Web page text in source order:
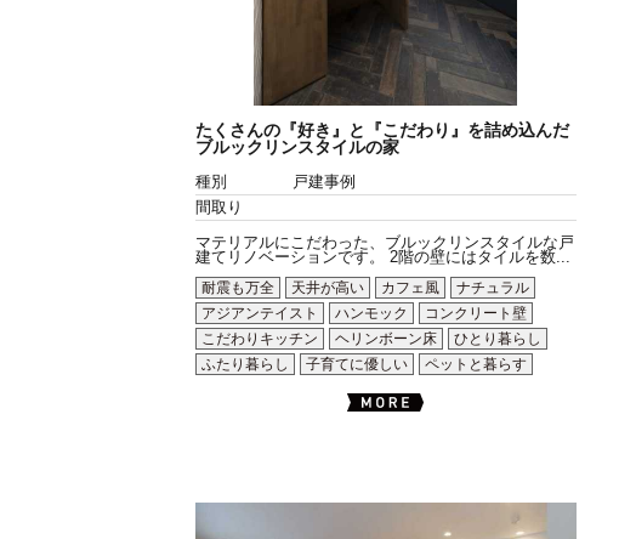
たくさんの『好き』と『こだわり』を詰め込んだ
ブルックリンスタイルの家
種別
戸建事例
間取り
マテリアルにこだわった、ブルックリンスタイルな戸
建てリノベーションです。 2階の壁にはタイルを数...
耐震も万全
天井が高い カフェ風
ナチュラル
アジアンテイスト
ハンモック
コンクリート壁
こだわりキッチン
ヘリンボーン床
ひとり暮らし
ふたり暮らし
子育てに優しい ペットと暮らす